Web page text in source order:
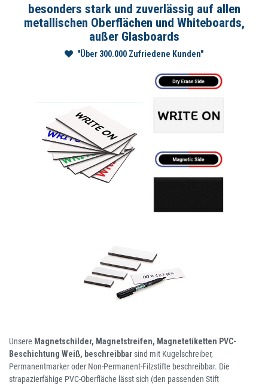
besonders stark und zuverlässig auf allen
metallischen Oberflächen und Whiteboards,
außer Glasboards
"Über 300.000 Zufriedene Kunden"
Unsere Magnetschilder, Magnetstreifen, Magnetetiketten PVC-
Beschichtung Weiß, beschreibbar sind mit Kugelschreiber,
Permanentmarker oder Non-Permanent-Filzstifte beschreibbar. Die
strapazierfähige PVC-Oberfläche lässt sich (den passenden Stift